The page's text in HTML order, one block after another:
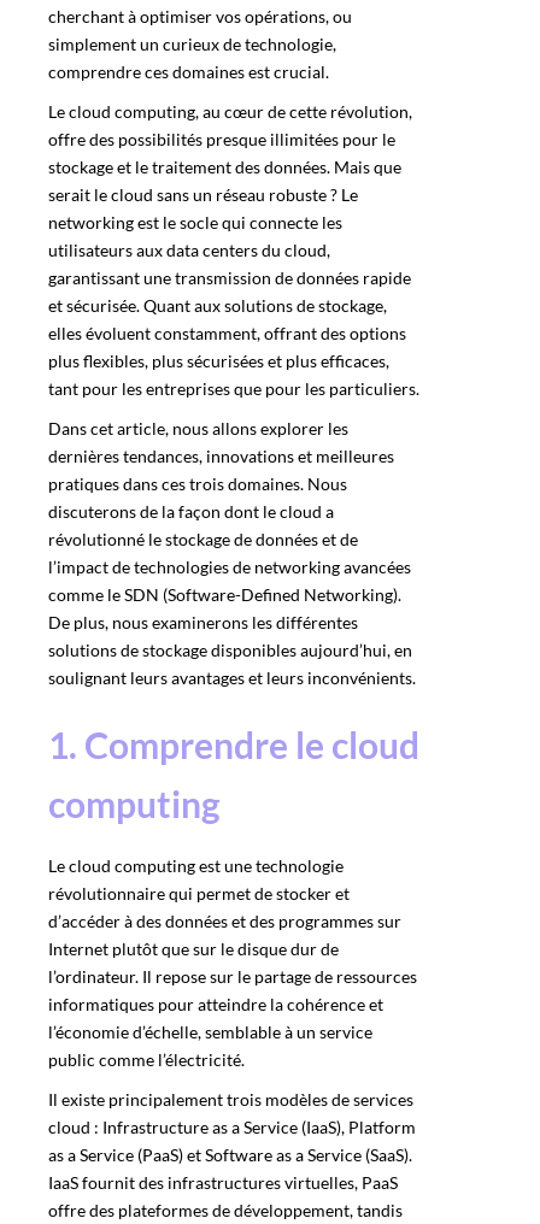
cherchant à optimiser vos opérations, ou
simplement un curieux de technologie,
comprendre ces domaines est crucial.
Le cloud computing, au cœur de cette révolution,
offre des possibilités presque illimitées pour le
stockage et le traitement des données. Mais que
serait le cloud sans un réseau robuste ? Le
networking est le socle qui connecte les
utilisateurs aux data centers du cloud,
garantissant une transmission de données rapide
et sécurisée. Quant aux solutions de stockage,
elles évoluent constamment, offrant des options
plus flexibles, plus sécurisées et plus efficaces,
tant pour les entreprises que pour les particuliers.
Dans cet article, nous allons explorer les
dernières tendances, innovations et meilleures
pratiques dans ces trois domaines. Nous
discuterons de la façon dont le cloud a
révolutionné le stockage de données et de
l’impact de technologies de networking avancées
comme le SDN (Software-Defined Networking).
De plus, nous examinerons les différentes
solutions de stockage disponibles aujourd’hui, en
soulignant leurs avantages et leurs inconvénients.
1. Comprendre le cloud
computing
Le cloud computing est une technologie
révolutionnaire qui permet de stocker et
d’accéder à des données et des programmes sur
Internet plutôt que sur le disque dur de
l’ordinateur. Il repose sur le partage de ressources
informatiques pour atteindre la cohérence et
l’économie d’échelle, semblable à un service
public comme l’électricité.
Il existe principalement trois modèles de services
cloud : Infrastructure as a Service (IaaS), Platform
as a Service (PaaS) et Software as a Service (SaaS).
IaaS fournit des infrastructures virtuelles, PaaS
offre des plateformes de développement, tandis